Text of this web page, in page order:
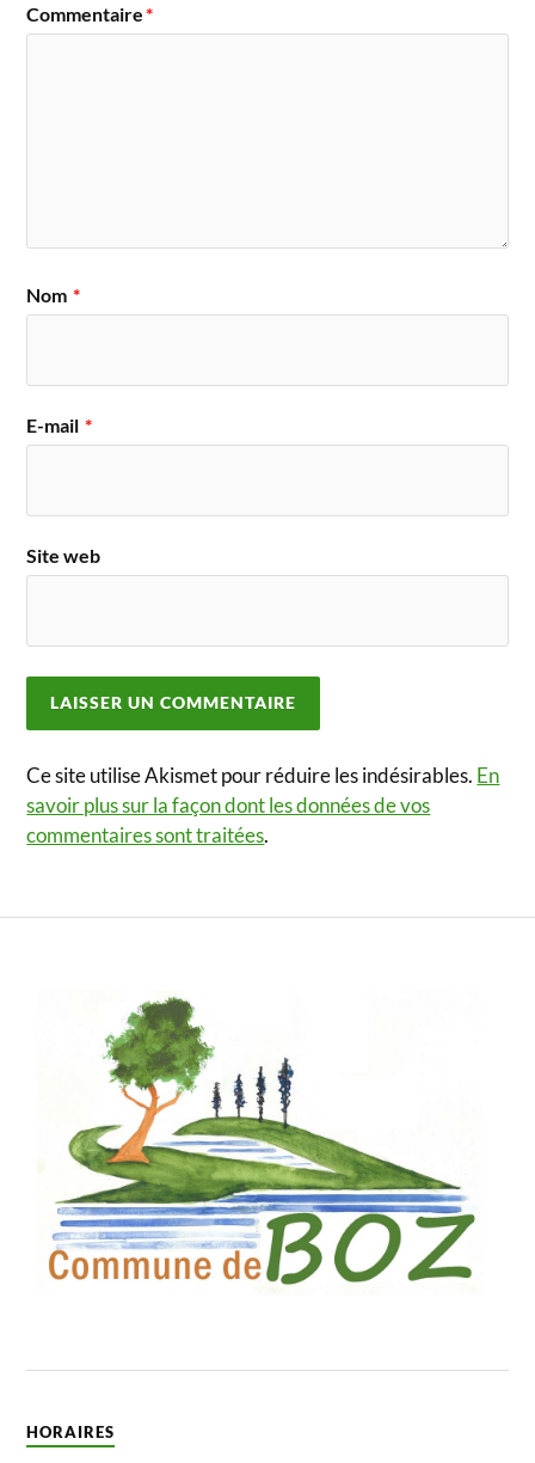
Commentaire*
Nom *
E-mail *
Site web
Ce site utilise Akismet pour réduire les indésirables. En
savoir plus sur la façon dont les données de vos
commentaires sont traitées.
HORAIRES